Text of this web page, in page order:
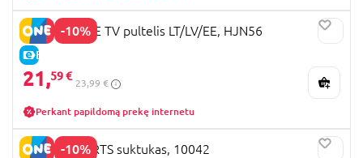
-10%
E-KAINA
FISHER-PRICE TV pultelis LT/LV/EE, HJN56
21,59 €
23,99 €
Perkant papildomą prekę internetu
-10%
BRIGHT STARTS suktukas, 10042